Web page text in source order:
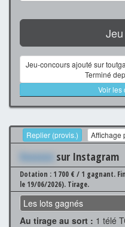
Jeu-concours ajouté sur
Terminé
Voir les
Replier (provis.) Affichage
Xxxxxxx sur Instagram
Dotation : 1 700 € / 1 gagnant.
le 19/06/2026). Tirage.
Les lots gagnés
Au tirage au sort : 1 télé